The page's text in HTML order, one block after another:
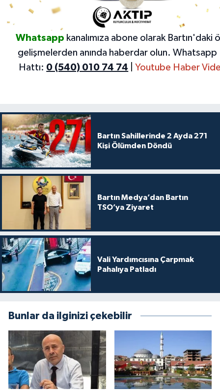
Whatsapp kanalımıza abone olarak Bartın'daki
gelişmelerden anında haberdar olun. Whatsapp
Hattı: 0 (540) 010 74 74 Youtube Haber
Bartın Sahillerinde 2 Ayda 271
Kişi Ölümden Döndü
Bartın Medya’dan Bartın
TSO’ya Ziyaret
Vali Yardımcısına Çarpmak
Pahalıya Patladı
Bunlar da ilginizi çekebilir